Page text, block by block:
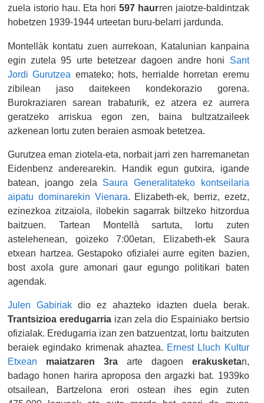
zuela istorio hau. Eta hori597 haurren jaiotze-baldintzak
hobetzen 1939-1944 urteetan buru-belarri jardunda.
Montellàk kontatu zuen aurrekoan, Katalunian kanpaina
egin zutela 95 urte betetzear dagoen andre honi Sant
Jordi Gurutzea emateko; hots, herrialde horretan eremu
zibilean jaso daitekeen kondekorazio gorena.
Burokraziaren sarean trabaturik, ez atzera ez aurrera
geratzeko arriskua egon zen, baina bultzatzaileek
azkenean lortu zuten beraien asmoak betetzea.
Gurutzea eman ziotela-eta, norbait jarri zen harremanetan
Eidenbenz anderearekin. Handik egun gutxira, igande
batean, joango zela Saura Generalitateko kontseilaria
aipatu dominarekin Vienara. Elizabeth-ek, berriz, ezetz,
ezinezkoa zitzaiola, ilobekin sagarrak biltzeko hitzordua
baitzuen. Tartean Montellà sartuta, lortu zuten
astelehenean, goizeko 7:00etan, Elizabeth-ek Saura
etxean hartzea. Gestapoko ofizialei aurre egiten bazien,
bost axola gure amonari gaur egungo politikari baten
agendak.
Julen Gabiriak dio ez ahazteko idazten duela berak.
Trantsizioa eredugarriaizan zela dio Espainiako bertsio
ofizialak. Eredugarria izan zen batzuentzat, lortu baitzuten
beraiek egindako krimenak ahaztea. Ernest Lluch Kultur
Etxean maiatzaren 3raarte dagoen erakusketan,
badago honen harira aproposa den argazki bat. 1939ko
otsailean, Bartzelona erori ostean ihes egin zuten